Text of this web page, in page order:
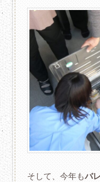
そして、今年もバ